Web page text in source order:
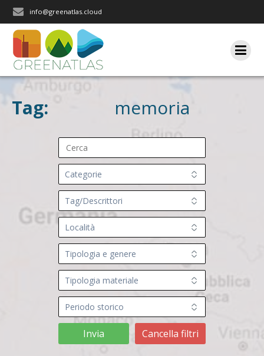
info@greenatlas.cloud
Tag: memoria
Invia Cancella filtri